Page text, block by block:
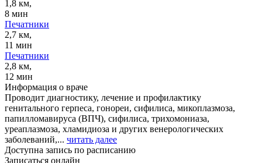
1,8 км,
8 мин
Печатники
2,7 км,
11 мин
Печатники
2,8 км,
12 мин
Информация о враче
Проводит диагностику, лечение и профилактику
генитального герпеса, гонореи, сифилиса, микоплазмоза,
папилломавируса (ВПЧ), сифилиса, трихомониаза,
уреаплазмоза, хламидиоза и других венерологических
заболеваний,... читать далее
Доступна запись по расписанию
Записаться онлайн